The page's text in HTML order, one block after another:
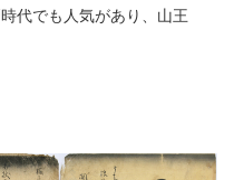
代でも人気があり、山王